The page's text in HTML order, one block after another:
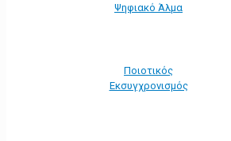
Ψηφιακό Άλμα
Ποιοτικός
Εκσυγχρονισμός